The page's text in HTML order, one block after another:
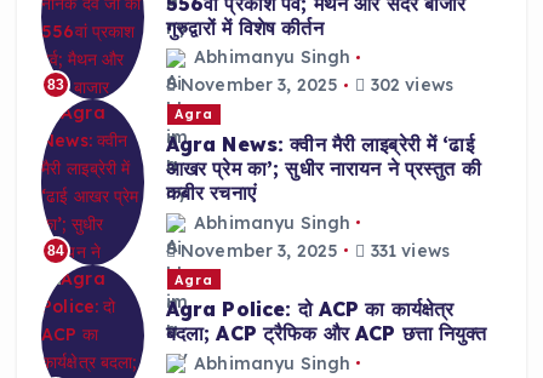
83
गुरुद्वारों में विशेष कीर्तन
Abhimanyu Singh
November 3, 2025
302 views
84
Agra
Agra News: क्वीन मैरी लाइब्रेरी में ‘ढाई
आखर प्रेम का’; सुधीर नारायन ने प्रस्तुत की
कबीर रचनाएं
Abhimanyu Singh
November 3, 2025
331 views
Agra
Agra Police: दो ACP का कार्यक्षेत्र
बदला; ACP ट्रैफिक और ACP छत्ता नियुक्त
Abhimanyu Singh